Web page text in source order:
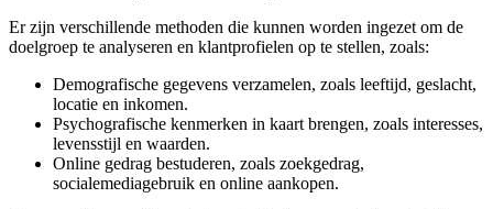
Er zijn verschillende methoden die kunnen worden ingezet om de
doelgroep te analyseren en klantprofielen op te stellen, zoals:
Demografische gegevens verzamelen, zoals leeftijd, geslacht,
locatie en inkomen.
Psychografische kenmerken in kaart brengen, zoals interesses,
levensstijl en waarden.
Online gedrag bestuderen, zoals zoekgedrag,
socialemediagebruik en online aankopen.